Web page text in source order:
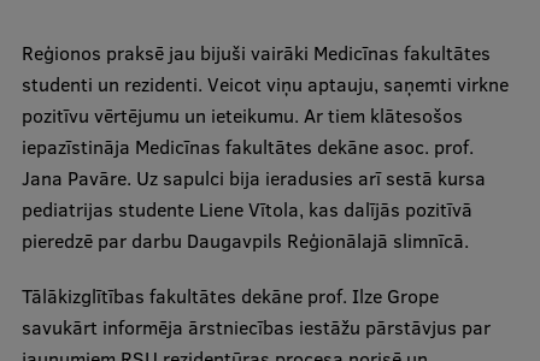
Pedagoģiskās izaugsmes centrs
Kvalifikācijas atbilstības pārbaude
Pētniecība
Zinātniskie institūti un laboratorijas
Reģionos praksē jau bijuši vairāki Medicīnas fakultātes
studenti un rezidenti. Veicot viņu aptauju, saņemti virkne
pozitīvu vērtējumu un ieteikumu. Ar tiem klātesošos
iepazīstināja Medicīnas fakultātes dekāne asoc. prof.
Jana Pavāre. Uz sapulci bija ieradusies arī sestā kursa
pediatrijas studente Liene Vītola, kas dalījās pozitīvā
pieredzē par darbu Daugavpils Reģionālajā slimnīcā.
Tālākizglītības fakultātes dekāne prof. Ilze Grope
savukārt informēja ārstniecības iestāžu pārstāvjus par